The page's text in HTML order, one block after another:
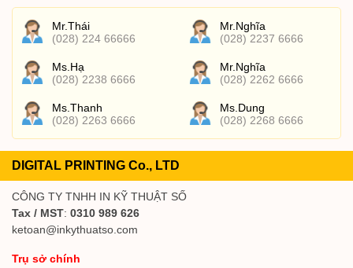
Mr.Thái
(028) 224 66666
Mr.Nghĩa
(028) 2237 6666
Ms.Hạ
(028) 2238 6666
Mr.Nghĩa
(028) 2262 6666
Ms.Thanh
(028) 2263 6666
Ms.Dung
(028) 2268 6666
DIGITAL PRINTING Co., LTD
CÔNG TY TNHH IN KỸ THUẬT SỐ
Tax / MST: 0310 989 626
ketoan@inkythuatso.com
Trụ sở chính